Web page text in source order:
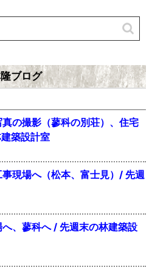
ブログ
の撮影（蓼科の別荘）、住宅
築設計室
現場へ（松本、富士見）/ 先週
、蓼科へ / 先週末の林建築設